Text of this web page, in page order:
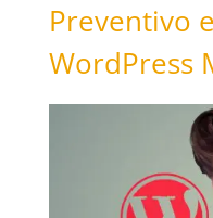
Preventivo
WordPress